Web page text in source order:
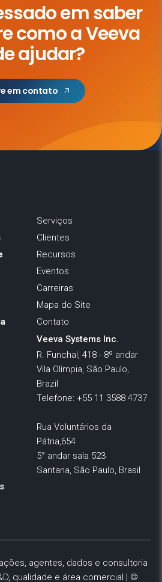
em saber
como a Veeva
ajudar?
em contato
Serviços
Clientes
Recursos
Eventos
Carreiras
Mapa do Site
Contato
Veeva Systems Inc.
R. Funchal, 418 - 8º andar
Vila Olímpia, São Paulo,
Brazil
Telefone: +55 11 3588 4737
Rua Voluntários da
Pátria,654
5° andar sala 523
Santana, São Paulo, Brasil
agentes, dados e consultoria
qualidade e área comercial | ©